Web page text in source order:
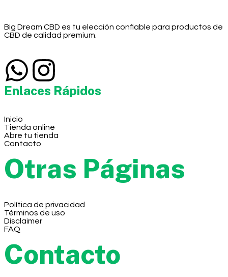
Big Dream CBD es tu elección confiable para productos de
CBD de calidad premium.
Enlaces Rápidos
Inicio
Tienda online
Abre tu tienda
Contacto
Otras Páginas
Política de privacidad
Términos de uso
Disclaimer
FAQ
Contacto